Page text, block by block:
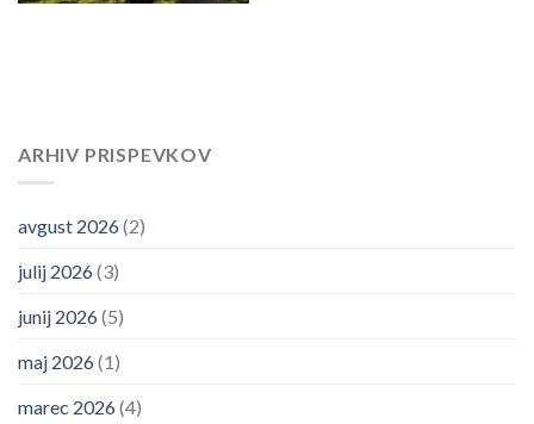
ARHIV PRISPEVKOV
avgust 2026(2)
julij 2026(3)
junij 2026(5)
maj 2026(1)
marec 2026(4)